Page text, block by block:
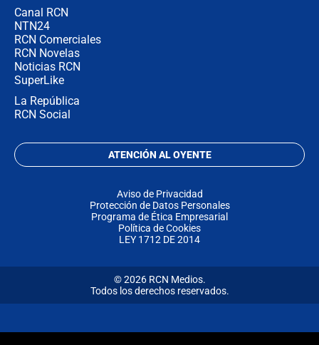
Canal RCN
NTN24
RCN Comerciales
RCN Novelas
Noticias RCN
SuperLike
La República
RCN Social
ATENCIÓN AL OYENTE
Aviso de Privacidad
Protección de Datos Personales
Programa de Ética Empresarial
Política de Cookies
LEY 1712 DE 2014
© 2026 RCN Medios.
Todos los derechos reservados.